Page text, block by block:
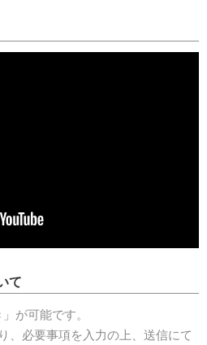
て
が可能です。
、必要事項を入力の上、送信にて